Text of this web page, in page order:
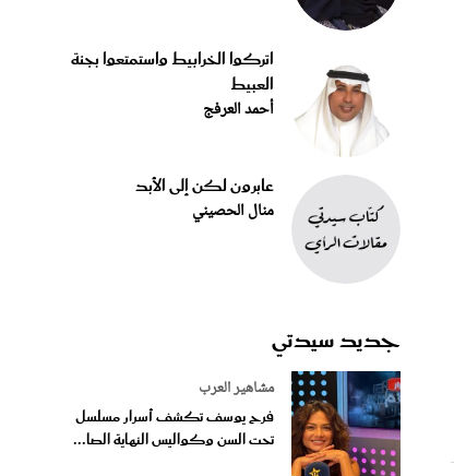
اتركوا الخرابيط واستمتعوا بجنة
العبيط
أحمد العرفج
عابرون لكن إلى الأبد
منال الحصيني
جديد سيدتي
مشاهير العرب
فرح يوسف تكشف أسرار مسلسل
تحت السن وكواليس النهاية الصا...